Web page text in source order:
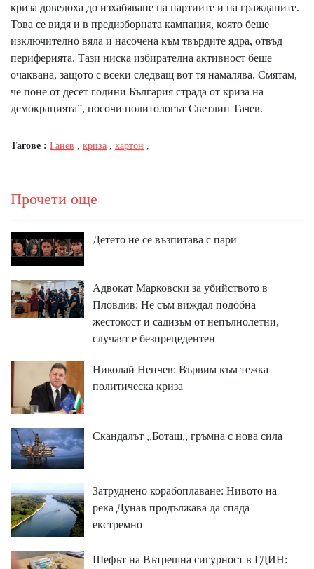
криза доведоха до изхабяване на партиите и на гражданите.
Това се видя и в предизборната кампания, която беше
изключително вяла и насочена към твърдите ядра, отвъд
периферията. Тази ниска избирателна активност беше
очаквана, защото с всеки следващ вот тя намалява. Смятам,
че поне от десет години България страда от криза на
демокрацията”, посочи политологът Светлин Тачев.
Тагове : Ганев криза картон
Прочети още
Детето не се възпитава с пари
Адвокат Марковски за убийството в
Пловдив: Не съм виждал подобна
жестокост и садизъм от непълнолетни,
случаят е безпрецедентен
Николай Ненчев: Вървим към тежка
политическа криза
Скандалът ,,Боташ,, гръмна с нова сила
Затруднено корабоплаване: Нивото на
река Дунав продължава да спада
екстремно
Шефът на Вътрешна сигурност в ГДИН: